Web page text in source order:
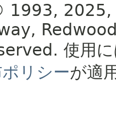
1993, 2025,
使用
リシーが適